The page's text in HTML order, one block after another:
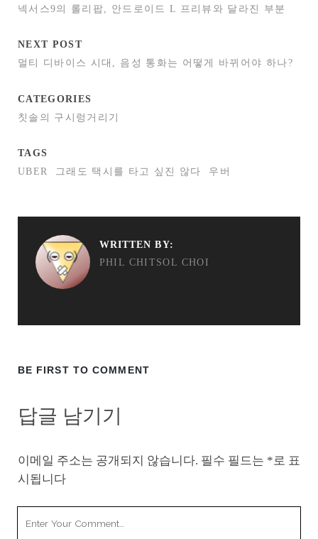
넥서스9의 롤리팝, 안드로이드 L 프리뷰와 달라진 부분
NEXT POST
멀티 디바이스 시대, 음성 통화는 어떻게 바뀌어야 하나?
CATEGORIES
칫솔의 구시렁거리기
TAGS
UBER
그래도 택시를 타고 싶진 않다 우버
WRITTEN BY:
PHIL CHITSOL CHOI
BE FIRST TO COMMENT
답글 남기기
이메일 주소는 공개되지 않습니다. 필수 필드는 *로 표
시됩니다